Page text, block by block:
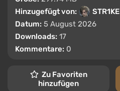
Hinzugefügt von:
STR1KE
Datum: 5 August 2026
Downloads: 17
Kommentare: 0
Zu Favoriten
hinzufügen